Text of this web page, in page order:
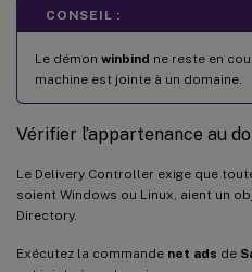
CONSEIL :
Le démon winbind ne reste en
machine est jointe à un domaine.
Vérifier l’appartenance au
Le Delivery Controller exige que
soient Windows ou Linux, aient un
Directory.
Exécutez la commande net ads de